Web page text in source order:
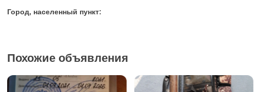
Город, населенный пункт:
Похожие объявления
150 000 руб.